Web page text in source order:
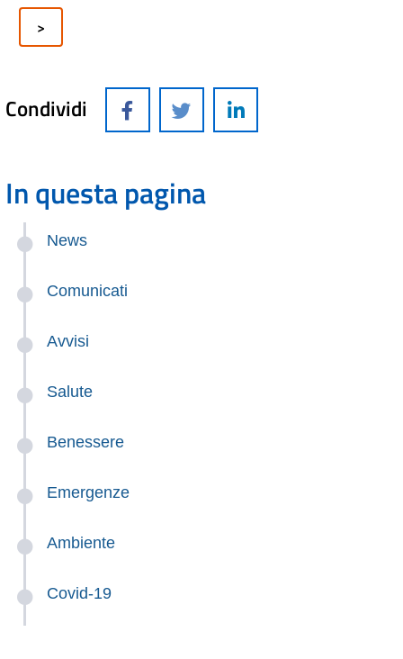
>
Condividi
In questa pagina
News
Comunicati
Avvisi
Salute
Benessere
Emergenze
Ambiente
Covid-19